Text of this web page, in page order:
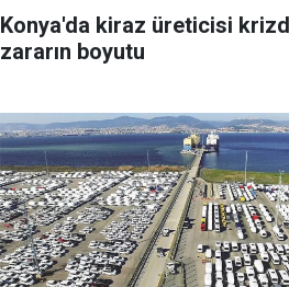
Konya'da kiraz üreticisi
zararın boyutu